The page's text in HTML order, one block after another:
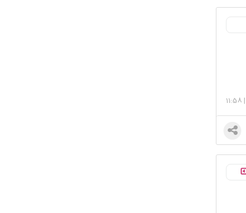
|
11:58